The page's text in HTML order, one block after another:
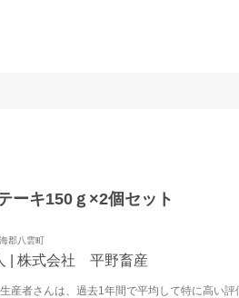
ーキ150ｇ×2個セット
郡八雲町
| 株式会社 平野畜産
産者さんは、過去1年間で平均して特に高い評